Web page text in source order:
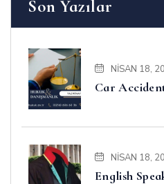
Son Yazılar
NISAN 18,
Car
NISAN 18,
English